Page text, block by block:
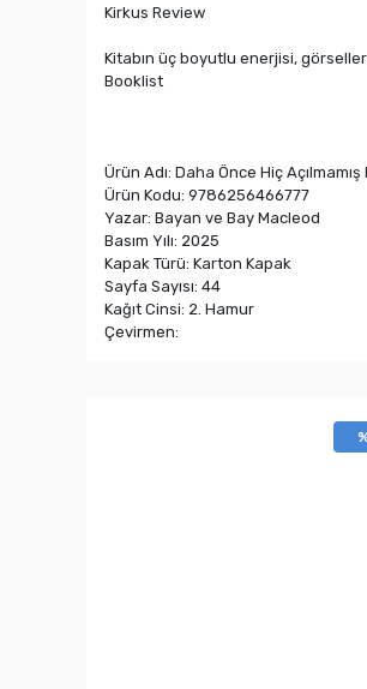
Kirkus Review
Kitabın üç boyutlu enerjisi,
Booklist
Ürün Adı: Daha Önce Hiç
Ürün Kodu: 9786256466777
Yazar: Bayan ve Bay Macleod
Basım Yılı: 2025
Kapak Türü: Karton Kapak
Sayfa Sayısı: 44
Kağıt Cinsi: 2. Hamur
Çevirmen: